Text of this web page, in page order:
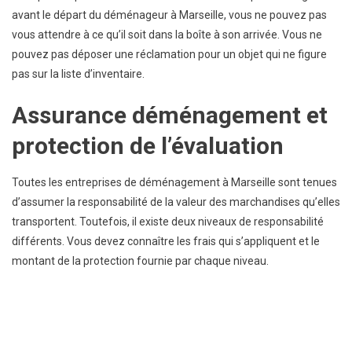
avant le départ du déménageur à Marseille, vous ne pouvez pas
vous attendre à ce qu’il soit dans la boîte à son arrivée. Vous ne
pouvez pas déposer une réclamation pour un objet qui ne figure
pas sur la liste d’inventaire.
Assurance déménagement et
protection de l’évaluation
Toutes les entreprises de déménagement à Marseille sont tenues
d’assumer la responsabilité de la valeur des marchandises qu’elles
transportent. Toutefois, il existe deux niveaux de responsabilité
différents. Vous devez connaître les frais qui s’appliquent et le
montant de la protection fournie par chaque niveau.